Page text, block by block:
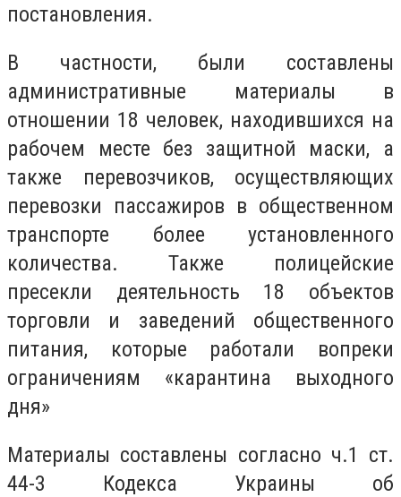
постановления.
В частности, были составлены
административные материалы в
отношении 18 человек, находившихся на
рабочем месте без защитной маски, а
также перевозчиков, осуществляющих
перевозки пассажиров в общественном
транспорте более установленного
количества. Также полицейские
пресекли деятельность 18 объектов
торговли и заведений общественного
питания, которые работали вопреки
ограничениям «карантина выходного
дня»
Материалы составлены согласно ч.1 ст.
44-3 Кодекса Украины об